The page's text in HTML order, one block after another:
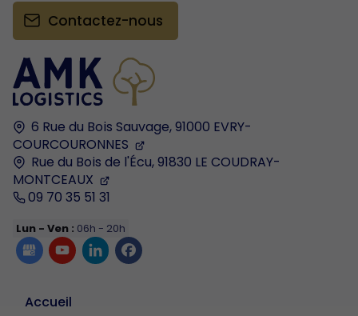
6 Rue du Bois Sauvage,91000 EVRY-
COURCOURONNES
Rue du Bois de l'Écu,91830 LE COUDRAY-
MONTCEAUX
09 70 35 51 31
Lun - Ven : 06h - 20h
Accueil
Contactez-nous